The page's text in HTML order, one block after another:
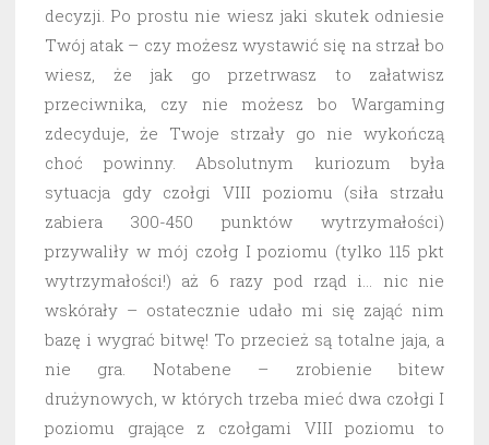
decyzji. Po prostu nie wiesz jaki skutek odniesie
Twój atak – czy możesz wystawić się na strzał bo
wiesz, że jak go przetrwasz to załatwisz
przeciwnika, czy nie możesz bo Wargaming
zdecyduje, że Twoje strzały go nie wykończą
choć powinny. Absolutnym kuriozum była
sytuacja gdy czołgi VIII poziomu (siła strzału
zabiera 300-450 punktów wytrzymałości)
przywaliły w mój czołg I poziomu (tylko 115 pkt
wytrzymałości!) aż 6 razy pod rząd i… nic nie
wskórały – ostatecznie udało mi się zająć nim
bazę i wygrać bitwę! To przecież są totalne jaja, a
nie gra. Notabene – zrobienie bitew
drużynowych, w których trzeba mieć dwa czołgi I
poziomu grające z czołgami VIII poziomu to